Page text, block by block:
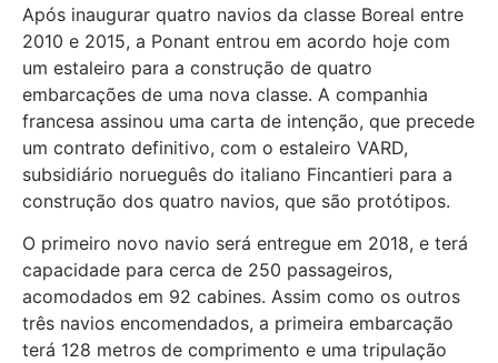
Após inaugurar quatro navios da classe Boreal entre
2010 e 2015, a Ponant entrou em acordo hoje com
um estaleiro para a construção de quatro
embarcações de uma nova classe. A companhia
francesa assinou uma carta de intenção, que precede
um contrato definitivo, com o estaleiro VARD,
subsidiário norueguês do italiano Fincantieri para a
construção dos quatro navios, que são protótipos.
O primeiro novo navio será entregue em 2018, e terá
capacidade para cerca de 250 passageiros,
acomodados em 92 cabines. Assim como os outros
três navios encomendados, a primeira embarcação
terá 128 metros de comprimento e uma tripulação